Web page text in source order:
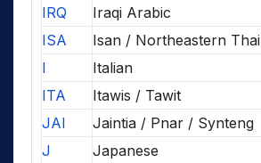
IRQ
Iraqi Arabic
ISA
Isan / Northeastern Thai
I
Italian
ITA
Itawis / Tawit
JAI
Jaintia / Pnar / Synteng
J
Japanese